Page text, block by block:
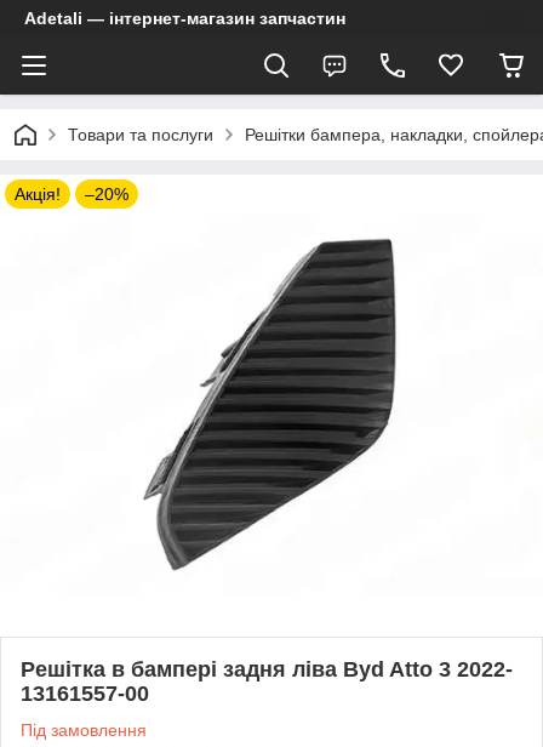
Adetali — інтернет-магазин запчастин
Товари та послуги Решітки бампера, накладки,
Акція! –20%
Решітка в бампері задня ліва Byd Atto 3 2022-
13161557-00
Під замовлення